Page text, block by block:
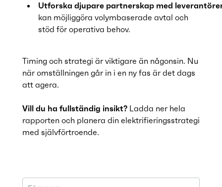
Utforska djupare partnerskap med
kan möjliggöra volymbaserade avtal och
stöd för operativa behov.
Timing och strategi är viktigare än någonsin. Nu
när omställningen går in i en ny fas är det dags
att agera.
Vill du ha fullständig insikt?Ladda ner hela
rapporten och planera din elektrifieringsstrategi
med självförtroende.